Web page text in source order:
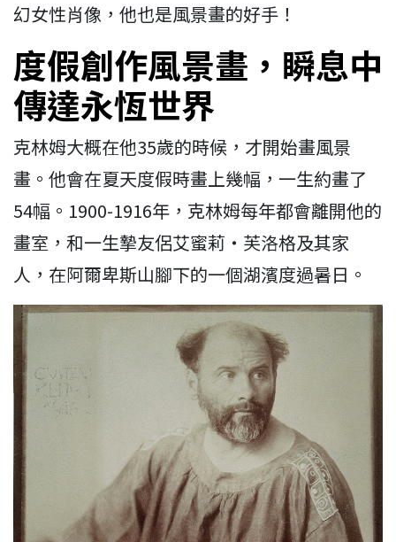
幻女性肖像，他也是風景畫的好手！
度假創作風景畫，瞬息中
傳達永恆世界
克林姆大概在他35歲的時候，才開始畫風景
畫。他會在夏天度假時畫上幾幅，一生約畫了
54幅。1900-1916年，克林姆每年都會離開他的
畫室，和一生摯友侶艾蜜莉・芙洛格及其家
人，在阿爾卑斯山腳下的一個湖濱度過暑日。